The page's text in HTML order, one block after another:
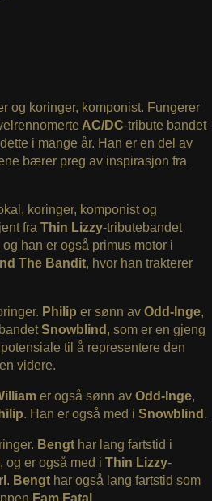
og koringer, komponist. Fungerer
AC/DC-tribute bandet
i mange år. Han er en del av
bærer preg av inspirasjon fra
koringer, komponist og
fra Thin Lizzy-tributebandet
han er også primus motor i
The Bandit, hvor han trakterer
Philip er sønn av Odd-Inge,
Snowblind , som er en gjeng
til å representere den
videre.
er også sønn av Odd-Inge,
. Han er også med i Snowblind .
Bengt har lang fartstid i
, og er også med i Thin Lizzy-
. Bengt har også lang fartstid som
Fam Fatal